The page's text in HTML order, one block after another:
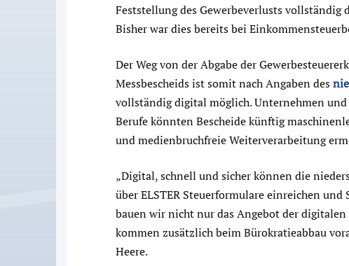
Feststellung des Gewerbeverlusts vollständig
Bisher war dies bereits bei
Der Weg von der Abgabe der
Messbescheids ist somit nach Angaben des
vollständig digital möglich. Unternehmen
Berufe könnten Bescheide künftig
und medienbruchfreie Weiterverarbeitung
„Digital, schnell und sicher können die
über ELSTER Steuerformulare einreichen und
bauen wir nicht nur das Angebot der
kommen zusätzlich beim Bürokratieabbau
Heere.